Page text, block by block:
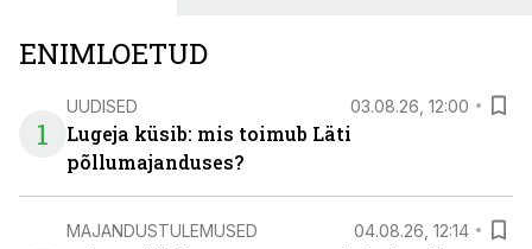
ENIMLOETUD
1
UUDISED 03.08.26, 12:00
Lugeja küsib: mis toimub Läti
põllumajanduses?
MAJANDUSTULEMUSED 04.08.26, 12:14